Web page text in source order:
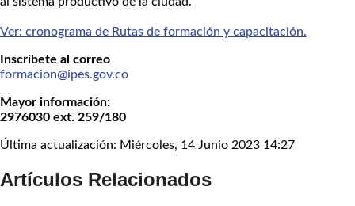
Ver: cronograma de Rutas de formación y capacitación.
Inscríbete al correo
formacion@ipes.gov.co
Mayor información:
2976030 ext. 259/180
Última actualización: Miércoles, 14 Junio 2023 14:27
Artículos Relacionados